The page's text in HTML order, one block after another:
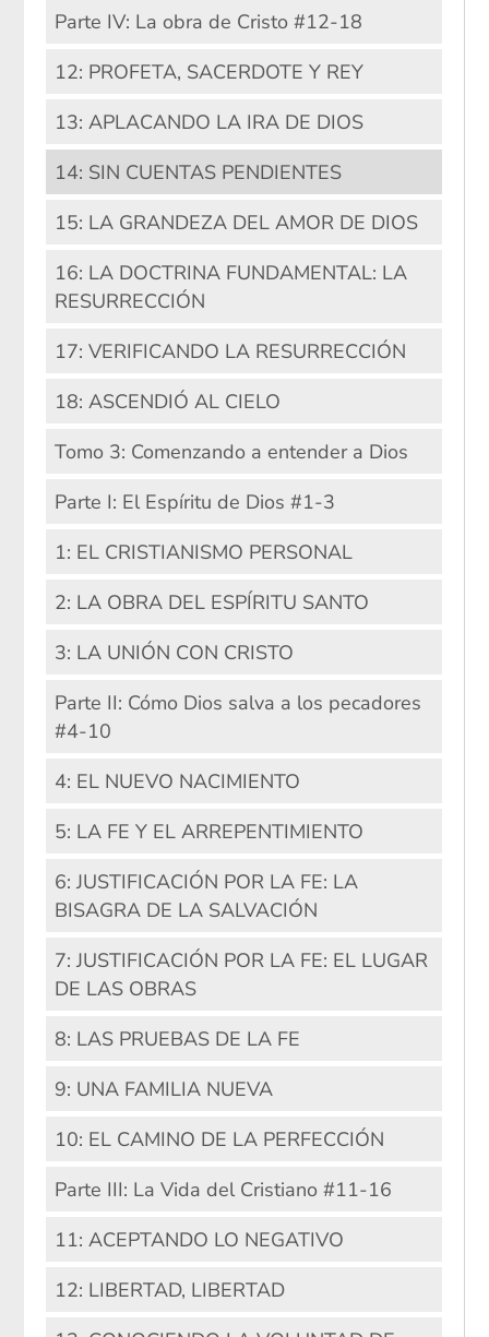
Parte IV: La obra de Cristo #12-18
12: PROFETA, SACERDOTE Y REY
13: APLACANDO LA IRA DE DIOS
14: SIN CUENTAS PENDIENTES
15: LA GRANDEZA DEL AMOR DE DIOS
16: LA DOCTRINA FUNDAMENTAL: LA
RESURRECCIÓN
17: VERIFICANDO LA RESURRECCIÓN
18: ASCENDIÓ AL CIELO
Tomo 3: Comenzando a entender a Dios
Parte I: El Espíritu de Dios #1-3
1: EL CRISTIANISMO PERSONAL
2: LA OBRA DEL ESPÍRITU SANTO
3: LA UNIÓN CON CRISTO
Parte II: Cómo Dios salva a los pecadores
#4-10
4: EL NUEVO NACIMIENTO
5: LA FE Y EL ARREPENTIMIENTO
6: JUSTIFICACIÓN POR LA FE: LA
BISAGRA DE LA SALVACIÓN
7: JUSTIFICACIÓN POR LA FE: EL LUGAR
DE LAS OBRAS
8: LAS PRUEBAS DE LA FE
9: UNA FAMILIA NUEVA
10: EL CAMINO DE LA PERFECCIÓN
Parte III: La Vida del Cristiano #11-16
11: ACEPTANDO LO NEGATIVO
12: LIBERTAD, LIBERTAD